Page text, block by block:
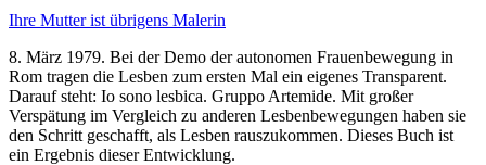
Ihre Mutter ist übrigens Malerin
8. März 1979. Bei der Demo der autonomen Frauenbewegung in
Rom tragen die Lesben zum ersten Mal ein eigenes Transparent.
Darauf steht: Io sono lesbica. Gruppo Artemide. Mit großer
Verspätung im Vergleich zu anderen Lesbenbewegungen haben sie
den Schritt geschafft, als Lesben rauszukommen. Dieses Buch ist
ein Ergebnis dieser Entwicklung.